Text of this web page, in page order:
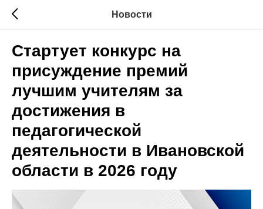
Новости
Стартует конкурс на
присуждение премий
лучшим учителям за
достижения в
педагогической
деятельности в Ивановской
области в 2026 году